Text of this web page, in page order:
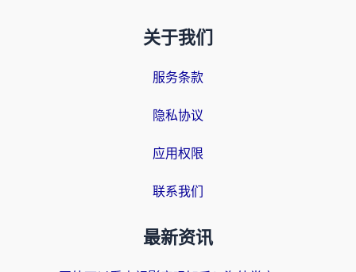
关于我们
服务条款
隐私协议
应用权限
联系我们
最新资讯